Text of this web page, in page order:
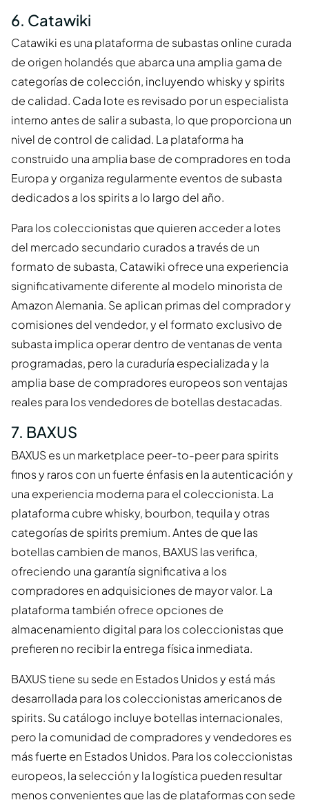
6. Catawiki
Catawiki es una plataforma de subastas online curada
de origen holandés que abarca una amplia gama de
categorías de colección, incluyendo whisky y spirits
de calidad. Cada lote es revisado por un especialista
interno antes de salir a subasta, lo que proporciona un
nivel de control de calidad. La plataforma ha
construido una amplia base de compradores en toda
Europa y organiza regularmente eventos de subasta
dedicados a los spirits a lo largo del año.
Para los coleccionistas que quieren acceder a lotes
del mercado secundario curados a través de un
formato de subasta, Catawiki ofrece una experiencia
significativamente diferente al modelo minorista de
Amazon Alemania. Se aplican primas del comprador y
comisiones del vendedor, y el formato exclusivo de
subasta implica operar dentro de ventanas de venta
programadas, pero la curaduría especializada y la
amplia base de compradores europeos son ventajas
reales para los vendedores de botellas destacadas.
7. BAXUS
BAXUS es un marketplace peer-to-peer para spirits
finos y raros con un fuerte énfasis en la autenticación y
una experiencia moderna para el coleccionista. La
plataforma cubre whisky, bourbon, tequila y otras
categorías de spirits premium. Antes de que las
botellas cambien de manos, BAXUS las verifica,
ofreciendo una garantía significativa a los
compradores en adquisiciones de mayor valor. La
plataforma también ofrece opciones de
almacenamiento digital para los coleccionistas que
prefieren no recibir la entrega física inmediata.
BAXUS tiene su sede en Estados Unidos y está más
desarrollada para los coleccionistas americanos de
spirits. Su catálogo incluye botellas internacionales,
pero la comunidad de compradores y vendedores es
más fuerte en Estados Unidos. Para los coleccionistas
europeos, la selección y la logística pueden resultar
menos convenientes que las de plataformas con sede